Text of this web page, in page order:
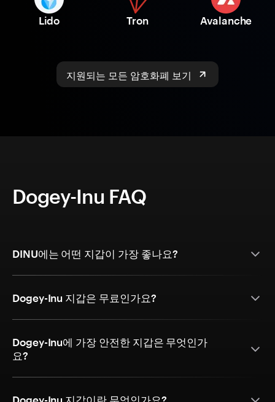
Lido Tron Avalanche
지원되는 모든 암호화폐 보기
Dogey-Inu FAQ
DINU에는 어떤 지갑이 가장 좋나요?
Dogey-Inu 지갑은 무료인가요?
Dogey-Inu에 가장 안전한 지갑은 무엇인가
요?